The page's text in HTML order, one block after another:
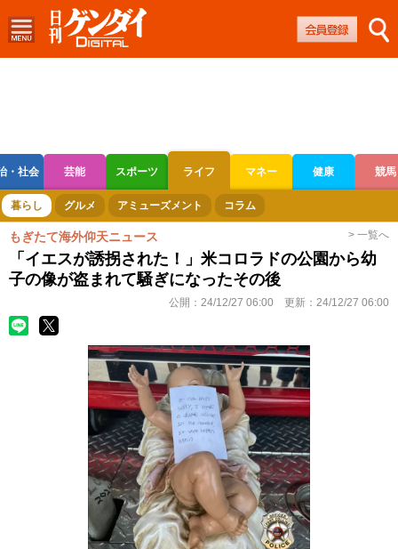
・社会 芸能 スポーツ ライフ マネー 健康 競馬
ボートレース 競輪 オートレース
暮らし グルメ アミューズメント コラム
もぎたて海外仰天ニュース > 一覧へ
「イエスが誘拐された！」米コロラドの公園から幼
子の像が盗まれて騒ぎになったその後
公開： 24/12/27 06:00 更新： 24/12/27 06:00